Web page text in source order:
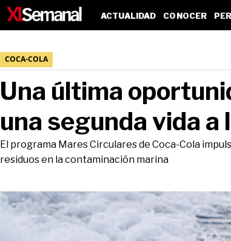
ACTUALIDAD CONOCER
COCA-COLA
Una última
una segunda vida
El programa Mares Circulares de Coca-Cola
residuos en la contaminación marina